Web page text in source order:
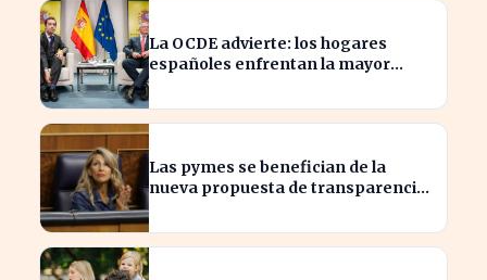
La OCDE advierte: los hogares
españoles enfrentan la mayor
Las pymes se benefician de la
nueva propuesta de transparencia